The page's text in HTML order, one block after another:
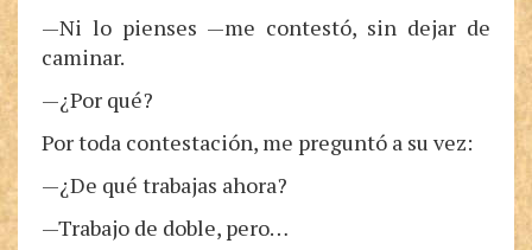
—Ni lo pienses —me contestó, sin dejar de
caminar.
—¿Por qué?
Por toda contestación, me preguntó a su vez:
—¿De qué trabajas ahora?
—Trabajo de doble, pero…